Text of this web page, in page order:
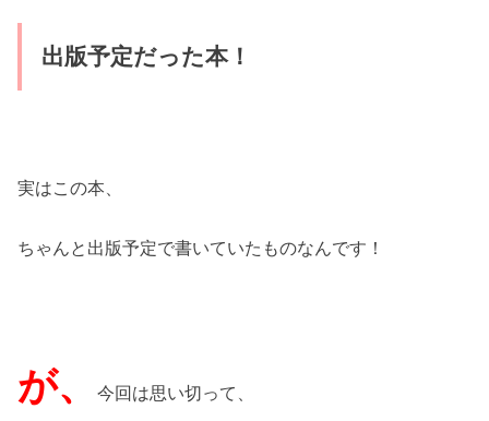
出版予定だった本！
実はこの本、
ちゃんと出版予定で書いていたものなんです！
が、今回は思い切って、